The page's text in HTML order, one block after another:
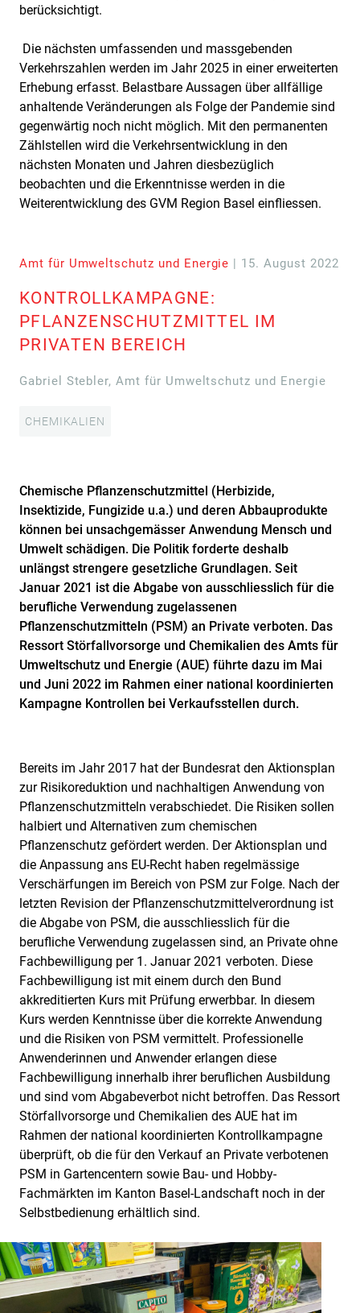
berücksichtigt.
Die nächsten umfassenden und massgebenden
Verkehrszahlen werden im Jahr 2025 in einer erweiterten
Erhebung erfasst. Belastbare Aussagen über allfällige
anhaltende Veränderungen als Folge der Pandemie sind
gegenwärtig noch nicht möglich. Mit den permanenten
Zählstellen wird die Verkehrsentwicklung in den
nächsten Monaten und Jahren diesbezüglich
beobachten und die Erkenntnisse werden in die
Weiterentwicklung des GVM Region Basel einfliessen.
Amt für Umweltschutz und Energie | 15. August 2022
KONTROLLKAMPAGNE:
PFLANZENSCHUTZMITTEL IM
PRIVATEN BEREICH
Gabriel Stebler, Amt für Umweltschutz und Energie
CHEMIKALIEN
Chemische Pflanzenschutzmittel (Herbizide,
Insektizide, Fungizide u.a.) und deren Abbauprodukte
können bei unsachgemässer Anwendung Mensch und
Umwelt schädigen. Die Politik forderte deshalb
unlängst strengere gesetzliche Grundlagen. Seit
Januar 2021 ist die Abgabe von ausschliesslich für die
berufliche Verwendung zugelassenen
Pflanzenschutzmitteln (PSM) an Private verboten. Das
Ressort Störfallvorsorge und Chemikalien des Amts für
Umweltschutz und Energie (AUE) führte dazu im Mai
und Juni 2022 im Rahmen einer national koordinierten
Kampagne Kontrollen bei Verkaufsstellen durch.
Bereits im Jahr 2017 hat der Bundesrat den Aktionsplan
zur Risikoreduktion und nachhaltigen Anwendung von
Pflanzenschutzmitteln verabschiedet. Die Risiken sollen
halbiert und Alternativen zum chemischen
Pflanzenschutz gefördert werden. Der Aktionsplan und
die Anpassung ans EU-Recht haben regelmässige
Verschärfungen im Bereich von PSM zur Folge. Nach der
letzten Revision der Pflanzenschutzmittelverordnung ist
die Abgabe von PSM, die ausschliesslich für die
berufliche Verwendung zugelassen sind, an Private ohne
Fachbewilligung per 1. Januar 2021 verboten. Diese
Fachbewilligung ist mit einem durch den Bund
akkreditierten Kurs mit Prüfung erwerbbar. In diesem
Kurs werden Kenntnisse über die korrekte Anwendung
und die Risiken von PSM vermittelt. Professionelle
Anwenderinnen und Anwender erlangen diese
Fachbewilligung innerhalb ihrer beruflichen Ausbildung
und sind vom Abgabeverbot nicht betroffen. Das Ressort
Störfallvorsorge und Chemikalien des AUE hat im
Rahmen der national koordinierten Kontrollkampagne
überprüft, ob die für den Verkauf an Private verbotenen
PSM in Gartencentern sowie Bau- und Hobby-
Fachmärkten im Kanton Basel-Landschaft noch in der
Selbstbedienung erhältlich sind.